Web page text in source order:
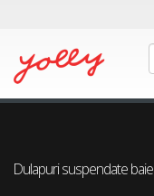
Dulapuri suspendate baie